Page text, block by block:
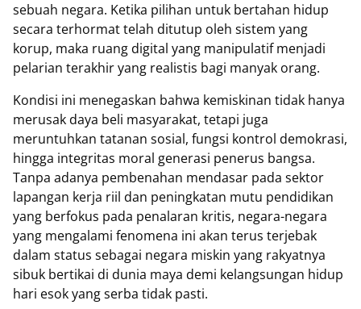
sebuah negara. Ketika pilihan untuk bertahan hidup
secara terhormat telah ditutup oleh sistem yang
korup, maka ruang digital yang manipulatif menjadi
pelarian terakhir yang realistis bagi manyak orang.
Kondisi ini menegaskan bahwa kemiskinan tidak hanya
merusak daya beli masyarakat, tetapi juga
meruntuhkan tatanan sosial, fungsi kontrol demokrasi,
hingga integritas moral generasi penerus bangsa.
Tanpa adanya pembenahan mendasar pada sektor
lapangan kerja riil dan peningkatan mutu pendidikan
yang berfokus pada penalaran kritis, negara-negara
yang mengalami fenomena ini akan terus terjebak
dalam status sebagai negara miskin yang rakyatnya
sibuk bertikai di dunia maya demi kelangsungan hidup
hari esok yang serba tidak pasti.